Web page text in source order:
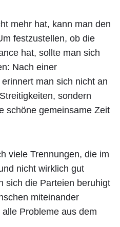
mehr hat, kann man den
festzustellen, ob die
hat, sollte man sich
Nach einer
man sich nicht an
sondern
schöne gemeinsame Zeit
viele Trennungen, die im
nicht wirklich gut
sich die Parteien beruhigt
miteinander
Probleme aus dem